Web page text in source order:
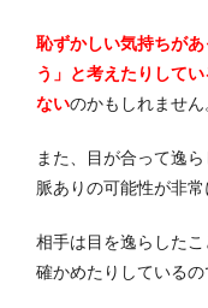
恥ずかしい気持ちが
う」と考えたりして
ないのかもしれません
また、目が合って逸
脈ありの可能性が非常
相手は目を逸らした
確かめたりしているの